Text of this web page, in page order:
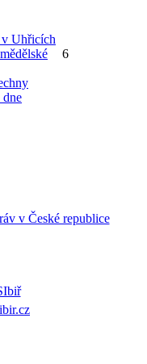
Uhřicích
dne
6
v České republice